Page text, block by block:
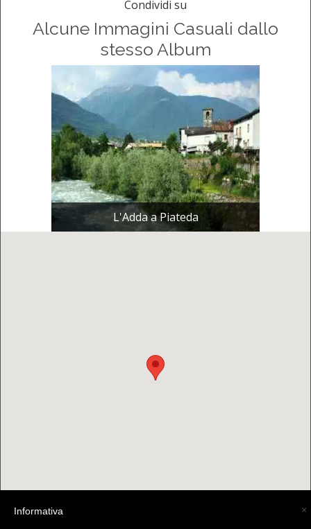
Condividi su
Alcune Immagini Casuali dallo
stesso Album
L'Adda a Piateda
×
Informativa